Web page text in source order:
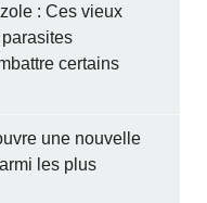
: Ces vieux
certains
une nouvelle
les plus